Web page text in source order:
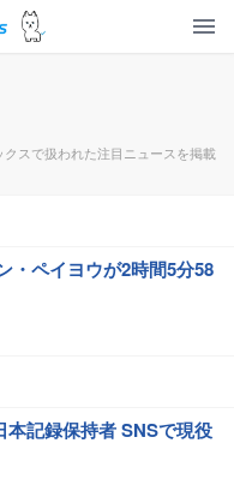
スで扱われた注目ニュースを掲載
・ペイヨウが2時間5分58
記録保持者 SNSで現役